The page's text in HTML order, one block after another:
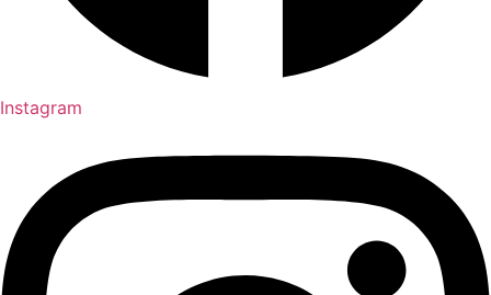
Instagram